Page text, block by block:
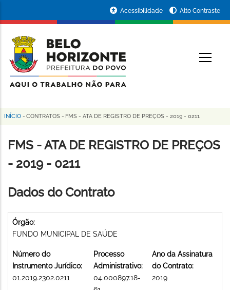
conteúdo
principal
da
Prefeitura
de
Horizonte
Acessibilidade Alto Contraste
Trilha
de
navegação
INÍCIO - CONTRATOS - FMS - ATA DE REGISTRO DE PREÇOS - 2019 - 0211
FMS - ATA DE REGISTRO DE PREÇOS
- 2019 - 0211
Dados do Contrato
Órgão:
FUNDO MUNICIPAL DE SAÚDE
Número do
Instrumento Jurídico:
01.2019.2302.0211
Processo
Administrativo:
04.000897.18-
Ano da Assinatura
do Contrato:
2019